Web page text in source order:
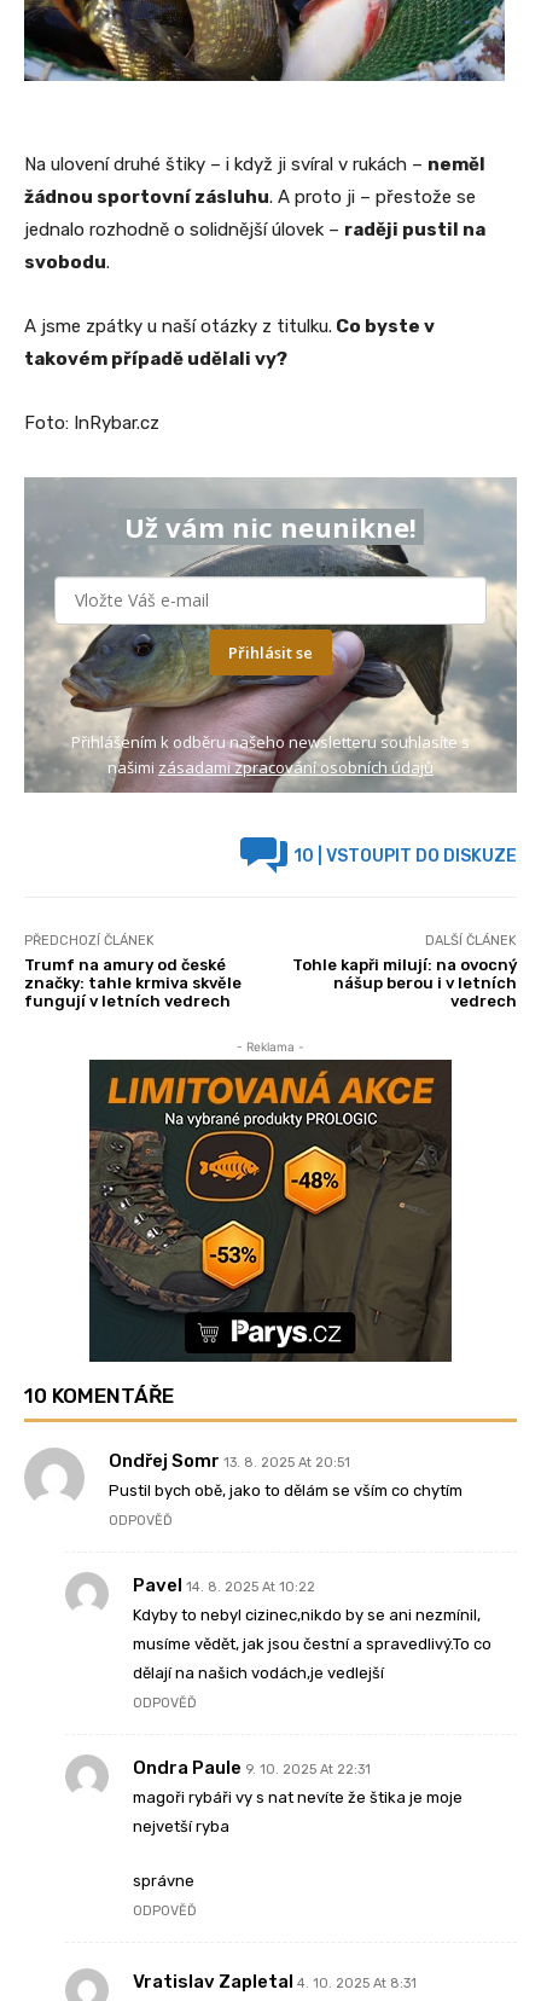
Na ulovení druhé štiky – i když ji svíral v rukách – neměl
žádnou sportovní zásluhu. A proto ji – přestože se
jednalo rozhodně o solidnější úlovek – raději pustil na
svobodu.
A jsme zpátky u naší otázky z titulku. Co byste v
takovém případě udělali vy?
Foto: InRybar.cz
Už vám nic neunikne!
Přihlásit se
Přihlášením k odběru našeho newsletteru souhlasíte s
našimi zásadami zpracování osobních údajů
10 | VSTOUPIT DO DISKUZE
PŘEDCHOZÍ ČLÁNEK
Trumf na amury od české
značky: tahle krmiva skvěle
fungují v letních vedrech
DALŠÍ ČLÁNEK
Tohle kapři milují: na ovocný
nášup berou i v letních
vedrech
- Reklama -
10 KOMENTÁŘE
Ondřej Somr 13. 8. 2025 At 20:51
Pustil bych obě, jako to dělám se vším co chytím
ODPOVĚĎ
Pavel 14. 8. 2025 At 10:22
Kdyby to nebyl cizinec,nikdo by se ani nezmínil,
musíme vědět, jak jsou čestní a spravedlivý.To co
dělají na našich vodách,je vedlejší
ODPOVĚĎ
Ondra Paule 9. 10. 2025 At 22:31
magoři rybáři vy s nat nevíte že štika je moje
nejvetší ryba
správne
ODPOVĚĎ
Vratislav Zapletal 4. 10. 2025 At 8:31